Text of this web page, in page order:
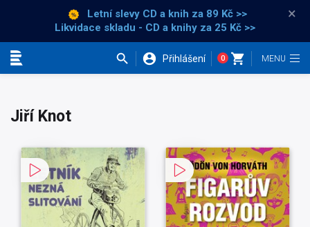
Letní slevy CD a knih za 89 Kč >>
Likvidace skladu - CD a knihy za 25 Kč >>
×
Přihlášení 0
Jiří Knot